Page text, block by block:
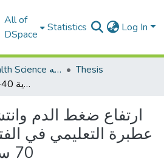
All of
DSpace
Statistics Log In
Faculty of Health Science كلية العلوم الصحيه
Thesis
ارتفاع ضغط الدم وانتشاره بمستشفي عطبرة التعليمي في الفترة العمرية 40-70 سنة لعام 2011م
ارتفاع ضغط الدم
70 سنة لعام 2011م